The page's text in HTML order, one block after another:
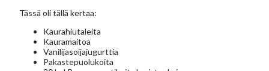
Tässä oli tällä kertaa:
Kaurahiutaleita
Kauramaitoa
Vanilijasoijajugurttia
Pakastepuolukoita